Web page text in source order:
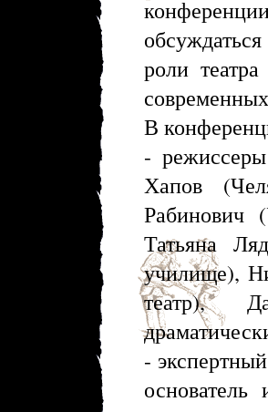
роли
В
-
Хапов
Рабинович
Татьяна
училище),
театр),
-
основатель